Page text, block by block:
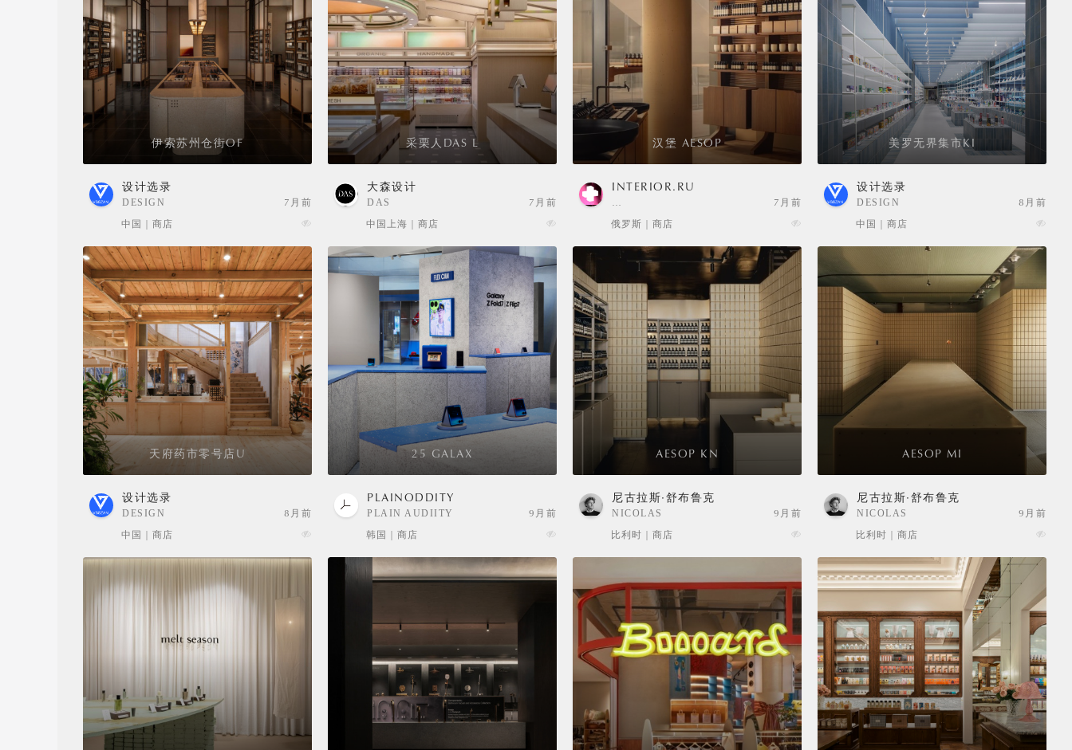
伊索苏州仓街OF
设计选录
DESIGN
7月前
中国 | 商店
采栗人DAS L
大森设计
DAS
7月前
中国上海 | 商店
汉堡 AESOP
INTERIOR.RU
…
7月前
俄罗斯 | 商店
美罗无界集市KI
设计选录
DESIGN
8月前
中国 | 商店
天府药市零号店U
设计选录
DESIGN
8月前
中国 | 商店
25 GALAX
PLAINODDITY
PLAIN AUDIITY
9月前
韩国 | 商店
AESOP KN
尼古拉斯·舒布鲁克
NICOLAS
9月前
比利时 | 商店
AESOP MI
尼古拉斯·舒布鲁克
NICOLAS
9月前
比利时 | 商店